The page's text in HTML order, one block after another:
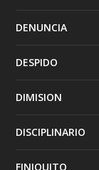
DENUNCIA
DESPIDO
DIMISION
DISCIPLINARIO
FINIQUITO